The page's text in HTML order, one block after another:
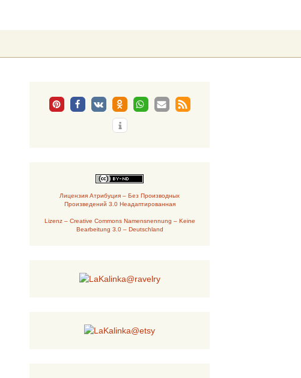
Лицензия Атрибуция – Без Производных
Произведений 3.0 Неадаптированная
Lizenz – Creative Commons Namensnennung – Keine
Bearbeitung 3.0 – Deutschland